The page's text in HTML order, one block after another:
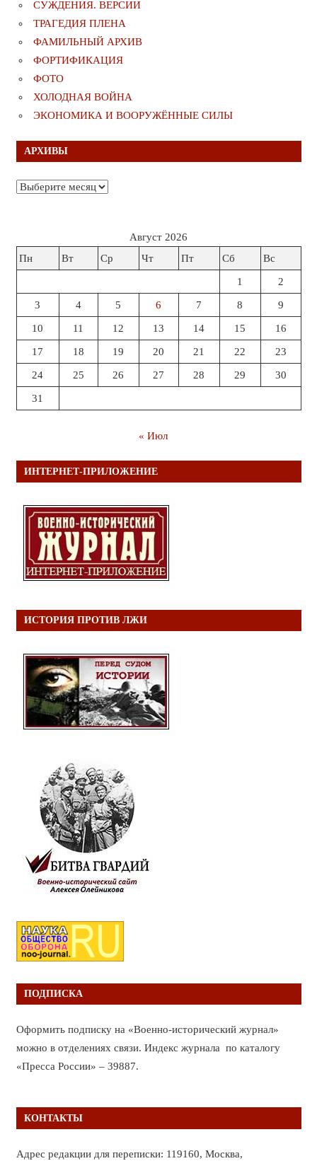
СУЖДЕНИЯ. ВЕРСИИ
ТРАГЕДИЯ ПЛЕНА
ФАМИЛЬНЫЙ АРХИВ
ФОРТИФИКАЦИЯ
ФОТО
ХОЛОДНАЯ ВОЙНА
ЭКОНОМИКА И ВООРУЖЁННЫЕ СИЛЫ
АРХИВЫ
Архивы
Август 2026
Пн
Вт Ср Чт Пт Сб Вс
1 2
3 4 5 6 7 8 9
10 11 12 13 14 15 16
17 18 19 20 21 22 23
24 25 26 27 28 29 30
31
« Июл
ИНТЕРНЕТ-ПРИЛОЖЕНИЕ
ИСТОРИЯ ПРОТИВ ЛЖИ
ПОДПИСКА
Оформить подписку на «Военно-исторический журнал»
можно в отделениях связи. Индекс журнала по каталогу
«Пресса России» – 39887.
КОНТАКТЫ
Адрес редакции для переписки: 119160, Москва,